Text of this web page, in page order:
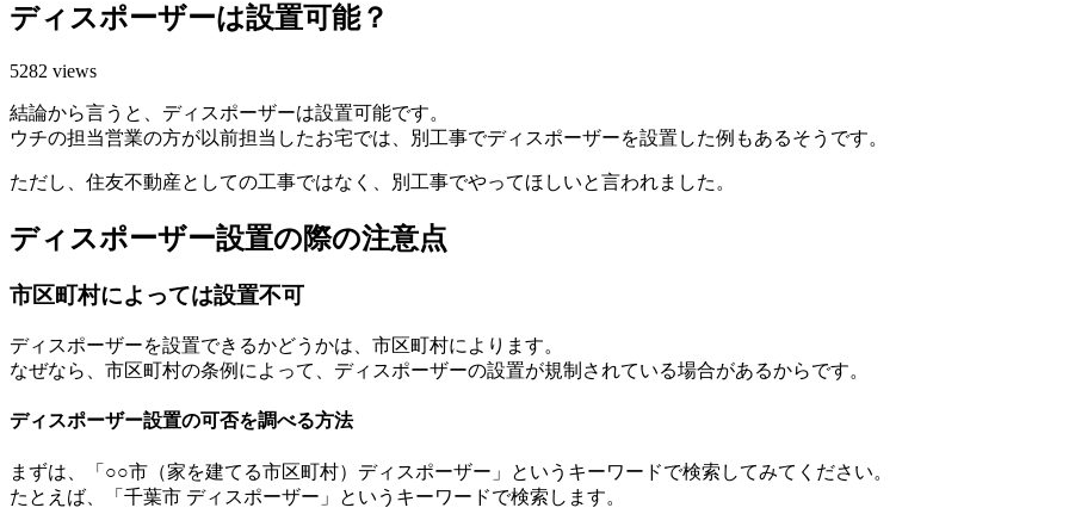
ディスポーザーは設置可能？
5282 views
結論から言うと、 ディスポーザーは設置可能です。
ウチの担当営業の方が以前担当したお宅では、別工事でディスポーザーを設置した例もあるそうです。
ただし、住友不動産としての工事ではなく、 別工事でやってほしいと言われました。
ディスポーザー設置の際の注意点
市区町村によっては設置不可
ディスポーザーを設置できるかどうかは、市区町村によります。
なぜなら、市区町村の条例によって、ディスポーザーの設置が規制されている場合があるからです。
ディスポーザー設置の可否を調べる方法
まずは、「 ○○市 （家を建てる市区町村） ディスポーザー 」というキーワードで検索してみてください。
たとえば、「千葉市 ディスポーザー」というキーワードで検索します。